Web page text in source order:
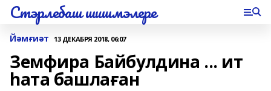
Стэрлебаш шишмэлере
Йәмғиәт 13 ДЕКАБРЯ 2018, 06:07
Земфира Байбулдина ... ит
һата башлаған